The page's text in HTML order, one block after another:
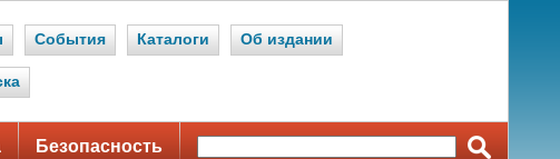
События Каталоги Об издании
Безопасность